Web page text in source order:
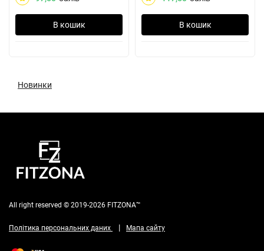
В кошик В кошик
Новинки
All right reserved © 2019-2026 FITZONA™
Політика персональних даних | Мапа сайту